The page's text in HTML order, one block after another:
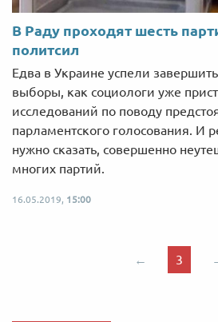
В Раду проходят шесть
политсил
Едва в Украине успели
выборы, как социологи уже
исследований по поводу
парламентского голосования. И
нужно сказать, совершенно
многих партий.
16.05.2019, 15:00
← 3